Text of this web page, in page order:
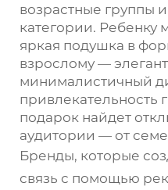
возрастные группы
категории. Ребенку
яркая подушка в
взрослому —
минималистичный
привлекательность
подарок найдет
аудитории — от
Бренды, которые
связь с помощью